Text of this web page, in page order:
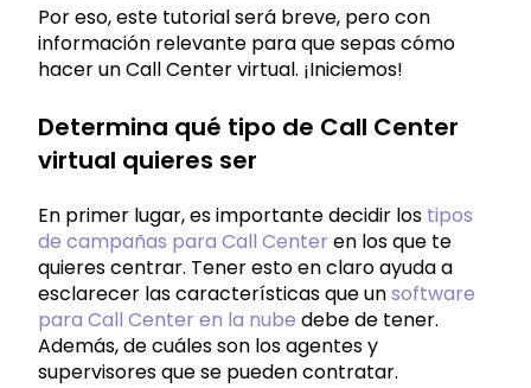
Por eso, este tutorial será breve, pero con
información relevante para que sepas cómo
hacer un Call Center virtual. ¡Iniciemos!
Determina qué tipo de Call Center
virtual quieres ser
En primer lugar, es importante decidir los tipos
de campañas para Call Center en los que te
quieres centrar. Tener esto en claro ayuda a
esclarecer las características que unsoftware
para Call Center en la nube debe de tener.
Además, de cuáles son los agentes y
supervisores que se pueden contratar.